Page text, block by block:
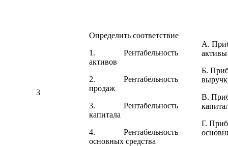
3
Определить соответствие
1. Рентабельность
активов
2. Рентабельность
продаж
3. Рентабельность
капитала
4. Рентабельность
основных средства
А.
активы
Б.
В.
Г.